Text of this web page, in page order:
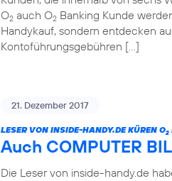
O2 auch O2 Banking Kunde
Handykauf, sondern entdecken
Kontoführungsgebühren […]
21. Dezember 2017
LESER VON INSIDE-HANDY.DE KÜREN O2
Auch COMPUTER
Die Leser von inside-handy.de